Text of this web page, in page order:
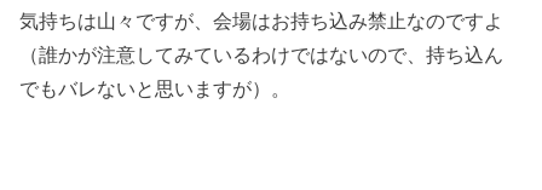
気持ちは山々ですが、会場はお持ち込み禁止なのですよ
（誰かが注意してみているわけではないので、持ち込ん
でもバレないと思いますが）。